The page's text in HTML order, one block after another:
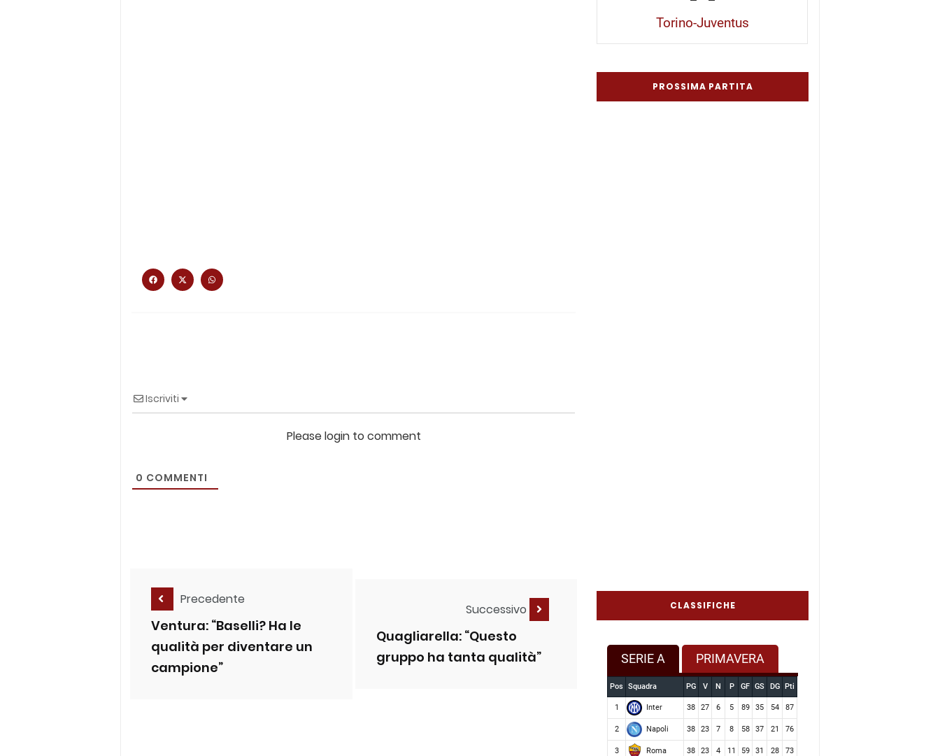
Iscriviti
Please login to comment
0 COMMENTI
Precedente
Ventura: “Baselli? Ha le
qualità per diventare un
campione”
Successivo
Quagliarella: “Questo
gruppo ha tanta qualità”
Torino-Juventus
PROSSIMA PARTITA
CLASSIFICHE
SERIE A PRIMAVERA
Pos Squadra PG V N P GF GS DG Pti
1 Inter 38 27 6 5 89 35 54 87
2 Napoli 38 23 7 8 58 37 21 76
3 Roma 38 23 4 11 59 31 28 73